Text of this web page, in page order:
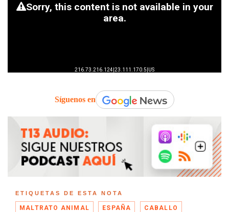
Síguenos en
ETIQUETAS DE ESTA NOTA
MALTRATO ANIMAL ESPAÑA CABALLO